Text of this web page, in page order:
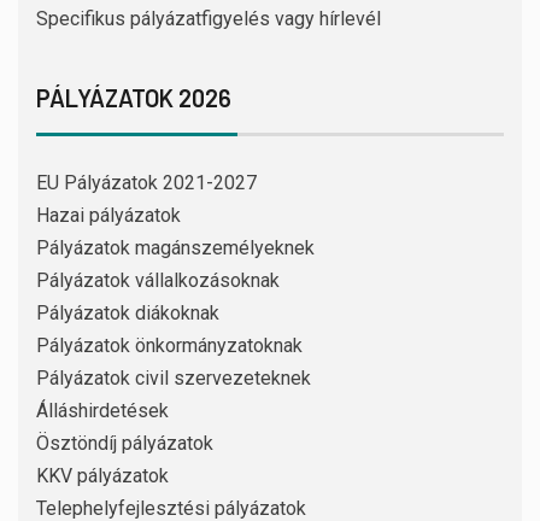
Specifikus pályázatfigyelés vagy hírlevél
PÁLYÁZATOK 2026
EU Pályázatok 2021-2027
Hazai pályázatok
Pályázatok magánszemélyeknek
Pályázatok vállalkozásoknak
Pályázatok diákoknak
Pályázatok önkormányzatoknak
Pályázatok civil szervezeteknek
Álláshirdetések
Ösztöndíj pályázatok
KKV pályázatok
Telephelyfejlesztési pályázatok